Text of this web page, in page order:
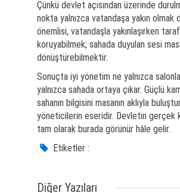
Çünkü devlet açısından üzerinde
nokta yalnızca vatandaşa yakın olmak
önemlisi, vatandaşla yakınlaşırken
koruyabilmek; sahada duyulan sesi
dönüştürebilmektir.
Sonuçta iyi yönetim ne yalnızca
yalnızca sahada ortaya çıkar. Güçlü
sahanın bilgisini masanın aklıyla
yöneticilerin eseridir. Devletin gerçek
tam olarak burada görünür hâle gelir.
Etiketler :
Diğer Yazıları